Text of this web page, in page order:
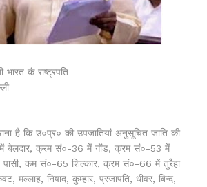
भारत कं राष्ट्रपति
है कि उ०प्र० की उपजातियां अनुसूचित जाति की
बेलदार, क्रम सं०-36 में गोंड, क्रम सं०-53 में
कम सं०-65 शिल्कार, क्रम सं०-66 में तुरैहा
मल्लाह, निषाद, कुम्हार, प्रजापति, धीवर, बिन्द,